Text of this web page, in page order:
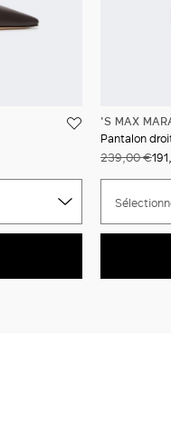
'S MAX
Pantalon
239,00 €